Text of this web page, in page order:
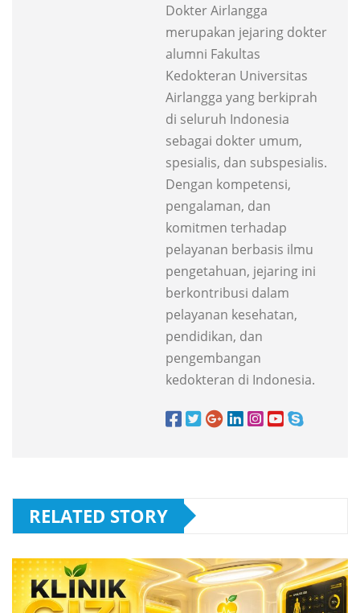
Dokter Airlangga
merupakan jejaring dokter
alumni Fakultas
Kedokteran Universitas
Airlangga yang berkiprah
di seluruh Indonesia
sebagai dokter umum,
spesialis, dan subspesialis.
Dengan kompetensi,
pengalaman, dan
komitmen terhadap
pelayanan berbasis ilmu
pengetahuan, jejaring ini
berkontribusi dalam
pelayanan kesehatan,
pendidikan, dan
pengembangan
kedokteran di Indonesia.
RELATED STORY